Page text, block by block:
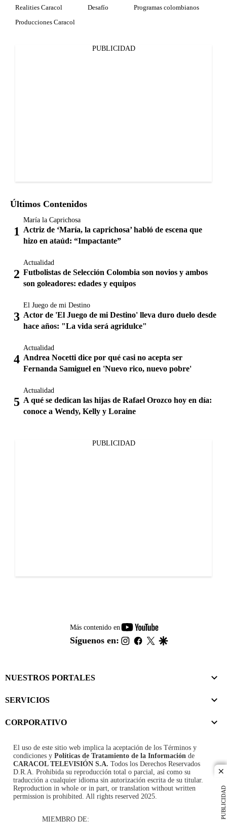
PUBLICIDAD
Realities Caracol Desafío
Programas colombianos
Producciones Caracol
PUBLICIDAD
Últimos Contenidos
María la Caprichosa
Actriz de ‘María, la caprichosa’ habló de escena que
hizo en ataúd: “Impactante”
Actualidad
Futbolistas de Selección Colombia son novios y ambos
son goleadores: edades y equipos
El Juego de mi Destino
Actor de 'El Juego de mi Destino' lleva duro duelo desde
hace años: "La vida será agridulce"
Actualidad
Andrea Nocetti dice por qué casi no acepta ser
Fernanda Samiguel en 'Nuevo rico, nuevo pobre'
Actualidad
A qué se dedican las hijas de Rafael Orozco hoy en día:
conoce a Wendy, Kelly y Loraine
PUBLICIDAD
Más contenido en
youtube-
footer
Síguenos en: instagram
facebook
twitter
NUESTROS PORTALES
SERVICIOS
CORPORATIVO
El uso de este sitio web implica la aceptación de los Términos y
condiciones y Políticas de Tratamiento de la Información de
CARACOL TELEVISIÓN S.A. Todos los Derechos Reservados
D.R.A. Prohibida su reproducción total o parcial, así como su
traducción a cualquier idioma sin autorización escrita de su titular.
Reproduction in whole or in part, or translation without written
permission is prohibited. All rights reserved 2025.
MIEMBRO DE: